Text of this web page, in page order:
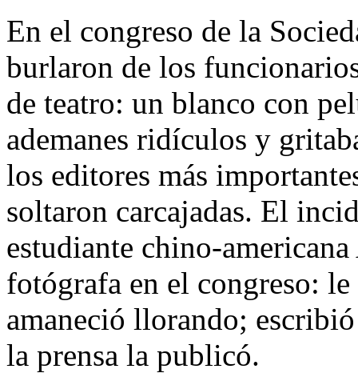
En el congreso de la
burlaron de los
de teatro: un blanco con
ademanes ridículos y
los editores más
soltaron carcajadas. El
estudiante chino-
fotógrafa en el congreso:
amaneció llorando;
la prensa la publicó.